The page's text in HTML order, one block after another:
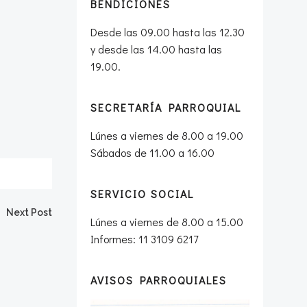
Next Post
BENDICIONES
Desde las 09.00 hasta las 12.30
y desde las 14.00 hasta las
19.00.
SECRETARÍA PARROQUIAL
Lúnes a viernes de 8.00 a 19.00
Sábados de 11.00 a 16.00
SERVICIO SOCIAL
Lúnes a viernes de 8.00 a 15.00
Informes: 11 3109 6217
AVISOS PARROQUIALES